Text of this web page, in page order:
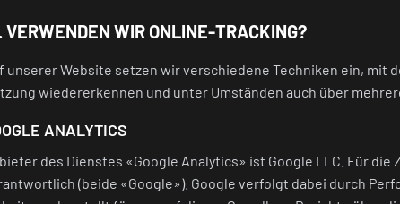
VERWENDEN WIR ONLINE-TRACKING?
unserer Website setzen wir verschiedene Techniken ein, mit
wiedererkennen und unter Umständen auch über
ANALYTICS
des Dienstes «Google Analytics» ist Google LLC. Für die
(beide «Google»). Google verfolgt dabei durch